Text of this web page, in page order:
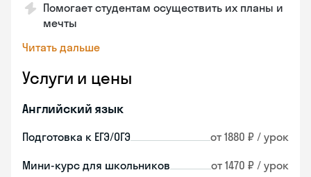
Помогает студентам осуществить их планы и
мечты
Читать дальше
Услуги и цены
Английский язык
Подготовка к ЕГЭ/ОГЭ от 1880 ₽ / урок
Мини-курс для школьников от 1470 ₽ / урок